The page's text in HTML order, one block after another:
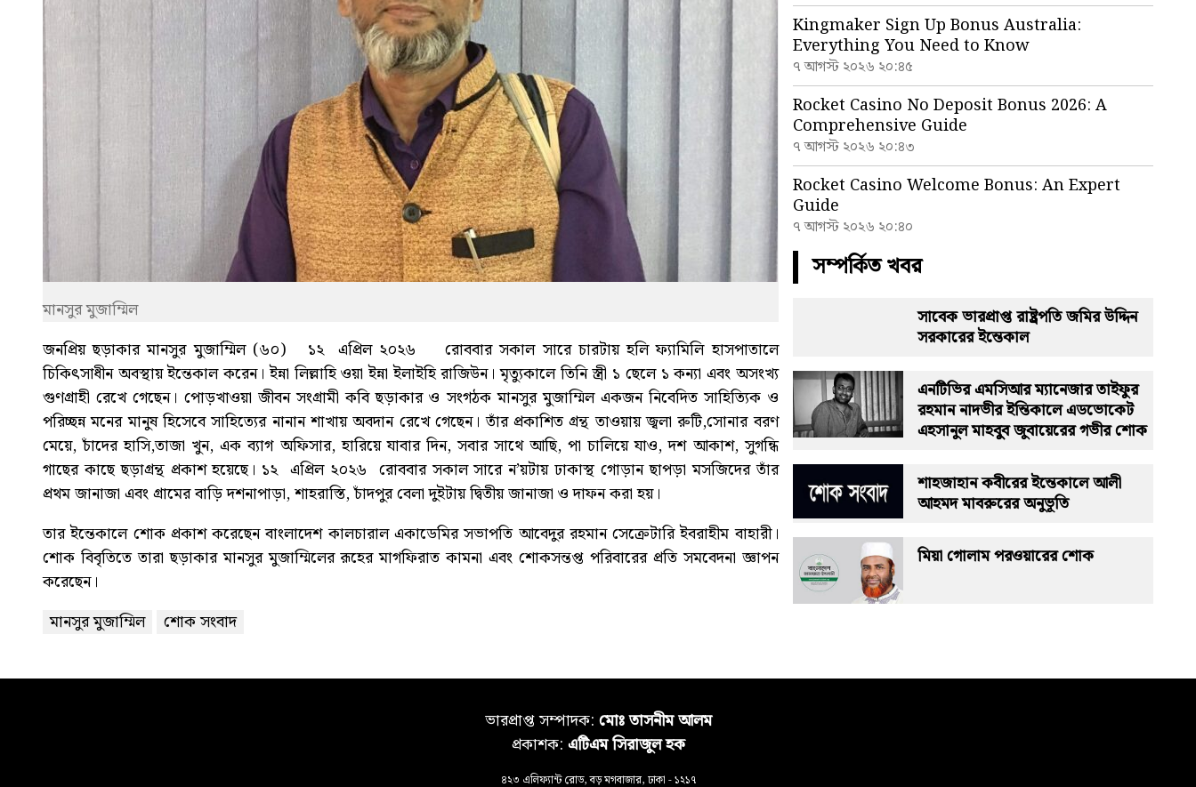
মানসুর মুজাম্মিল
জনপ্রিয় ছড়াকার মানসুর মুজাম্মিল (৬০) ১২ এপ্রিল ২০২৬ রোববার সকাল সারে চারটায় হলি ফ্যামিলি হাসপাতালে
চিকিৎসাধীন অবস্থায় ইন্তেকাল করেন। ইন্না লিল্লাহি ওয়া ইন্না ইলাইহি রাজিউন। মৃত্যুকালে তিনি স্ত্রী ১ ছেলে ১ কন্যা এবং অসংখ্য
গুণগ্রাহী রেখে গেছেন। পোড়খাওয়া জীবন সংগ্রামী কবি ছড়াকার ও সংগঠক মানসুর মুজাম্মিল একজন নিবেদিত সাহিত্যিক ও
পরিচ্ছন্ন মনের মানুষ হিসেবে সাহিত্যের নানান শাখায় অবদান রেখে গেছেন। তাঁর প্রকাশিত গ্রন্থ তাওয়ায় জ্বলা রুটি,সোনার বরণ
মেয়ে, চাঁদের হাসি,তাজা খুন, এক ব্যাগ অফিসার, হারিয়ে যাবার দিন, সবার সাথে আছি, পা চালিয়ে যাও, দশ আকাশ, সুগন্ধি
গাছের কাছে ছড়াগ্রন্থ প্রকাশ হয়েছে। ১২ এপ্রিল ২০২৬ রোববার সকাল সারে ন’য়টায় ঢাকাস্থ গোড়ান ছাপড়া মসজিদের তাঁর
প্রথম জানাজা এবং গ্রামের বাড়ি দশনাপাড়া, শাহরাস্তি, চাঁদপুর বেলা দুইটায় দ্বিতীয় জানাজা ও দাফন করা হয়।
তার ইন্তেকালে শোক প্রকাশ করেছেন বাংলাদেশ কালচারাল একাডেমির সভাপতি আবেদুর রহমান সেক্রেটারি ইবরাহীম বাহারী।
শোক বিবৃতিতে তারা ছড়াকার মানসুর মুজাম্মিলের রূহের মাগফিরাত কামনা এবং শোকসন্তপ্ত পরিবারের প্রতি সমবেদনা জ্ঞাপন
করেছেন।
মানসুর মুজাম্মিল
শোক সংবাদ
Kingmaker Sign Up Bonus Australia:
Everything You Need to Know
৭ আগস্ট ২০২৬ ২০:৪৫
Rocket Casino No Deposit Bonus 2026: A
Comprehensive Guide
৭ আগস্ট ২০২৬ ২০:৪৩
Rocket Casino Welcome Bonus: An Expert
Guide
৭ আগস্ট ২০২৬ ২০:৪০
সম্পর্কিত খবর
সাবেক ভারপ্রাপ্ত রাষ্ট্রপতি জমির উদ্দিন
সরকারের ইন্তেকাল
এনটিভির এমসিআর ম্যানেজার তাইফুর
রহমান নাদভীর ইন্তিকালে এডভোকেট
এহসানুল মাহবুুব জুবায়েরের গভীর শোক
শাহজাহান কবীরের ইন্তেকালে আলী
আহমদ মাবরুরের অনুভূতি
মিয়া গোলাম পরওয়ারের শোক
ভারপ্রাপ্ত সম্পাদক: মোঃ তাসনীম আলম
প্রকাশক: এটিএম সিরাজুল হক
৪২৩ এলিফ্যান্ট রোড, বড় মগবাজার, ঢাকা - ১২১৭